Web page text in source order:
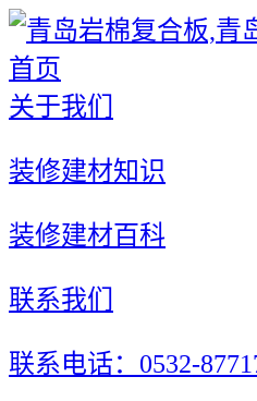
首页
关于我们
装修建材知识
装修建材百科
联系我们
联系电话：0532-